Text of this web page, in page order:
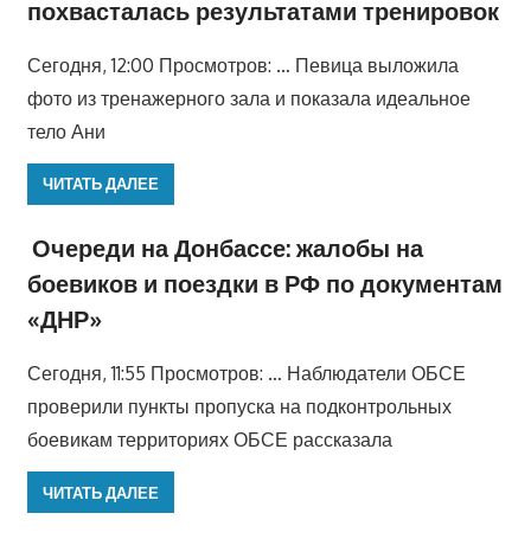
похвасталась результатами тренировок
Сегодня, 12:00 Просмотров: … Певица выложила
фото из тренажерного зала и показала идеальное
тело Ани
ЧИТАТЬ ДАЛЕЕ
Очереди на Донбассе: жалобы на
боевиков и поездки в РФ по документам
«ДНР»
Сегодня, 11:55 Просмотров: … Наблюдатели ОБСЕ
проверили пункты пропуска на подконтрольных
боевикам территориях ОБСЕ рассказала
ЧИТАТЬ ДАЛЕЕ